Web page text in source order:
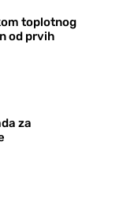
toplotnog
od prvih
za